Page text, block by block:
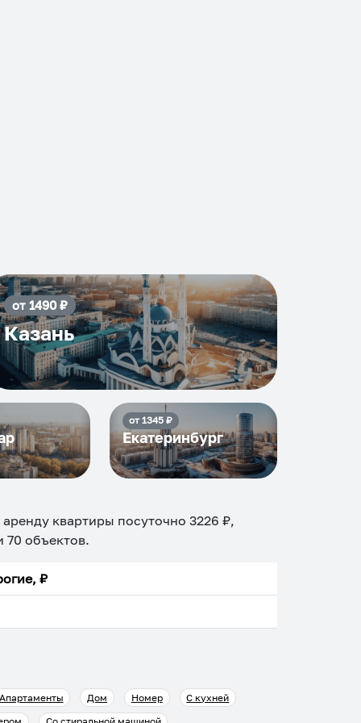
от1490₽
Казань
от 1345₽
Екатеринбург
квартиры посуточно 3226 ₽,
70 объектов.
₽
Апартаменты Дом Номер
С кухней